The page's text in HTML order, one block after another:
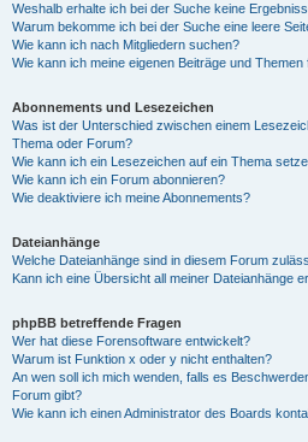
Weshalb erhalte ich bei der Suche keine
Warum bekomme ich bei der Suche eine leere
Wie kann ich nach Mitgliedern suchen?
Wie kann ich meine eigenen Beiträge und Themen
Abonnements und Lesezeichen
Was ist der Unterschied zwischen einem
Thema oder Forum?
Wie kann ich ein Lesezeichen auf ein Thema
Wie kann ich ein Forum abonnieren?
Wie deaktiviere ich meine Abonnements?
Dateianhänge
Welche Dateianhänge sind in diesem Forum
Kann ich eine Übersicht all meiner Dateianhänge
phpBB betreffende Fragen
Wer hat diese Forensoftware entwickelt?
Warum ist Funktion x oder y nicht enthalten?
An wen soll ich mich wenden, falls es
Forum gibt?
Wie kann ich einen Administrator des Boards